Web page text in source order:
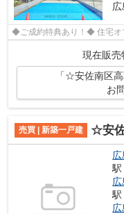
広
◆ご成約特典あり！◆ 住宅オ
現在販売
「☆安佐南区
お
売買 | 新築一戸建 ☆安佐